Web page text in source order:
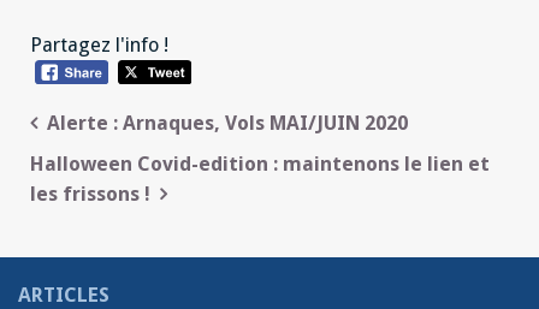
Partagez l'info !
Navigation
de
l’article
Alerte : Arnaques, Vols MAI/JUIN 2020
Halloween Covid-edition : maintenons le lien et
les frissons !
ARTICLES